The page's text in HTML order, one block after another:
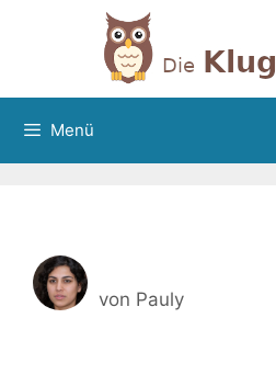
Menü
von Pauly